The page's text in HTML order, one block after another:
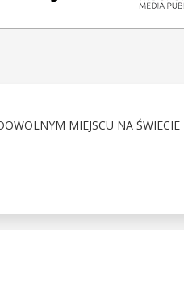
MIEJSCU NA ŚWIECIE